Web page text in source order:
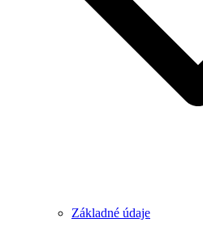
Základné údaje